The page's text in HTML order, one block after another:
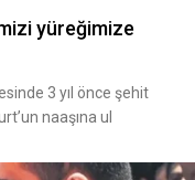
yüreğimize
3 yıl önce şehit
naaşına ul